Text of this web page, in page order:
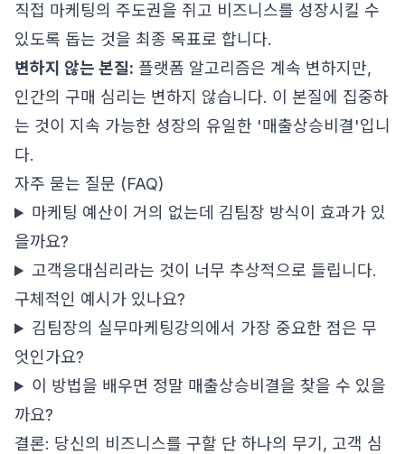
직접 마케팅의 주도권을 쥐고 비즈니스를 성장시킬 수
있도록 돕는 것을 최종 목표로 합니다.
변하지 않는 본질: 플랫폼 알고리즘은 계속 변하지만,
인간의 구매 심리는 변하지 않습니다. 이 본질에 집중하
는 것이 지속 가능한 성장의 유일한 '매출상승비결'입니
다.
자주 묻는 질문 (FAQ)
마케팅 예산이 거의 없는데 김팀장 방식이 효과가 있
을까요?
고객응대심리라는 것이 너무 추상적으로 들립니다.
구체적인 예시가 있나요?
김팀장의 실무마케팅강의에서 가장 중요한 점은 무
엇인가요?
이 방법을 배우면 정말 매출상승비결을 찾을 수 있을
까요?
결론: 당신의 비즈니스를 구할 단 하나의 무기, 고객 심